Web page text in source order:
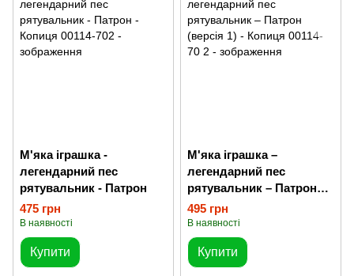
М'яка іграшка -
легендарний пес
рятувальник - Патрон
475 грн
В наявності
Купити
М'яка іграшка –
легендарний пес
рятувальник – Патрон
(версія 1)
495 грн
В наявності
Купити